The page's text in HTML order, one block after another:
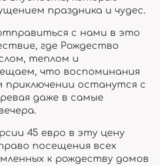
праздника и чудес.
с нами в это
где Рождество
теплом и
что воспоминания
приключении останутся с
даже в самые
45 евро в эту цену
посещения всех
к рождеству домов